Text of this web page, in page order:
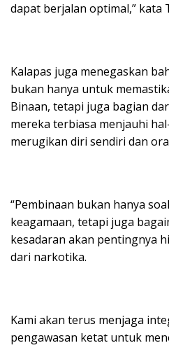
dapat berjalan optimal,” kata
Kalapas juga menegaskan
bukan hanya untuk
Binaan, tetapi juga bagian
mereka terbiasa menjauhi
merugikan diri sendiri dan
“Pembinaan bukan hanya
keagamaan, tetapi juga
kesadaran akan pentingnya
dari narkotika.
Kami akan terus menjaga
pengawasan ketat untuk